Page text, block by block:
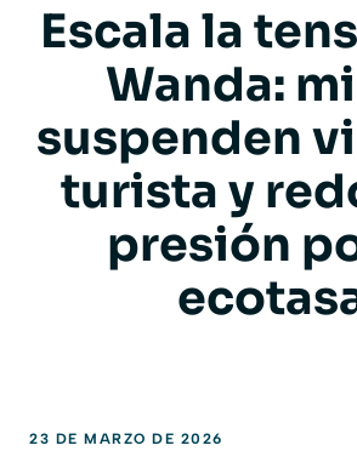
Escala la
Wanda:
suspenden
turista y
presión
23 DE MARZO DE 2026